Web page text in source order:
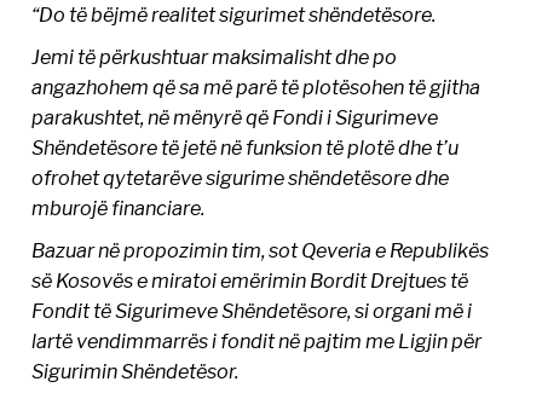
“Do të bëjmë realitet sigurimet shëndetësore.
Jemi të përkushtuar maksimalisht dhe po
angazhohem që sa më parë të plotësohen të gjitha
parakushtet, në mënyrë që Fondi i Sigurimeve
Shëndetësore të jetë në funksion të plotë dhe t’u
ofrohet qytetarëve sigurime shëndetësore dhe
mburojë financiare.
Bazuar në propozimin tim, sot Qeveria e Republikës
së Kosovës e miratoi emërimin Bordit Drejtues të
Fondit të Sigurimeve Shëndetësore, si organi më i
lartë vendimmarrës i fondit në pajtim me Ligjin për
Sigurimin Shëndetësor.